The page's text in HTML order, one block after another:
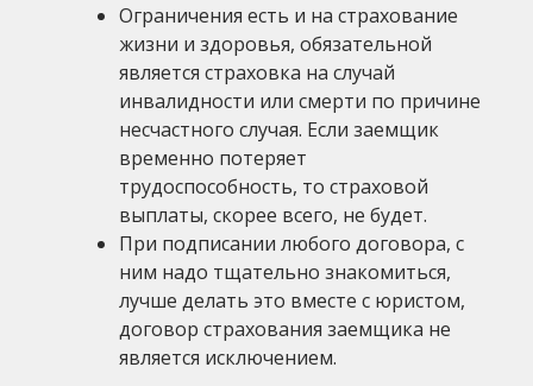
Ограничения есть и на страхование
жизни и здоровья, обязательной
является страховка на случай
инвалидности или смерти по причине
несчастного случая. Если заемщик
временно потеряет
трудоспособность, то страховой
выплаты, скорее всего, не будет.
При подписании любого договора, с
ним надо тщательно знакомиться,
лучше делать это вместе с юристом,
договор страхования заемщика не
является исключением.